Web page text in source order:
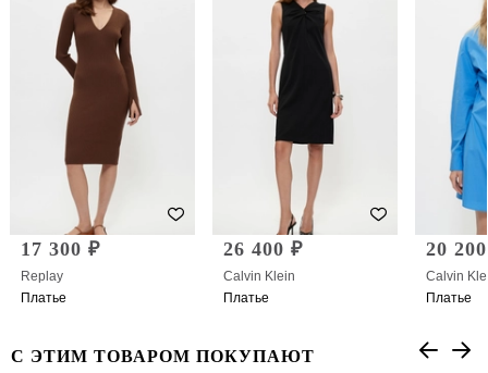
17 300 ₽
Replay
Платье
26 400 ₽
Calvin Klein
Платье
20
Calvin
Платье
С ЭТИМ ТОВАРОМ ПОКУПАЮТ